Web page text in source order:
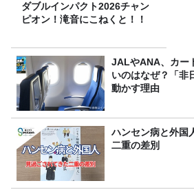
ダブルインパクト2026チャン
ピオン！滝音にこねくと！！
JALやANA、カー
いのはなぜ？「非
動かす理由
ハンセン病と外国
二重の差別